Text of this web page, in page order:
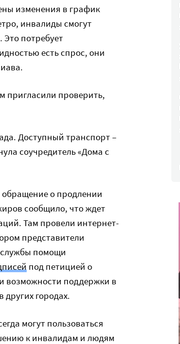
изменения в график
инвалиды смогут
потребует
есть спрос, они
пригласили проверить,
Доступный транспорт –
соучредитель «Дома с
обращение о продлении
сообщило, что ждет
Там провели интернет-
представители
службы помощи
под петицией о
возможности поддержки в
городах.
могут пользоваться
к инвалидам и людям